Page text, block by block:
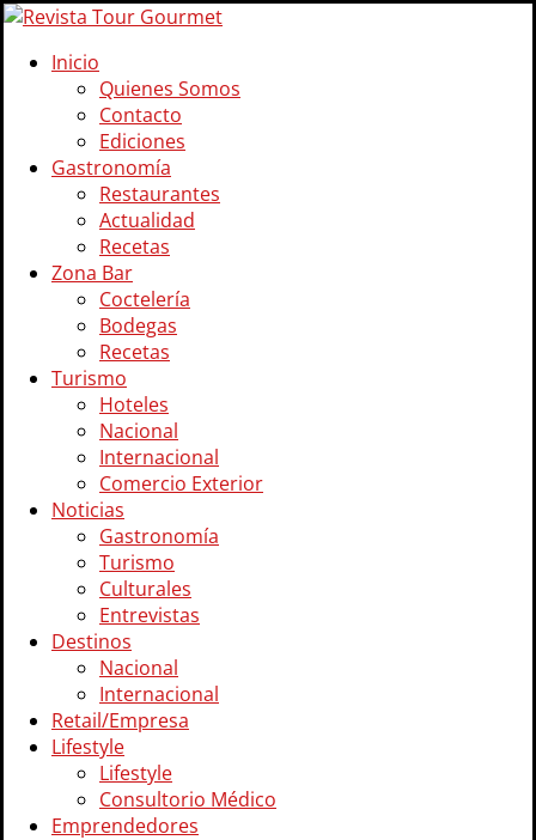
Inicio
Quienes Somos
Contacto
Ediciones
Gastronomía
Restaurantes
Actualidad
Recetas
Zona Bar
Coctelería
Bodegas
Recetas
Turismo
Hoteles
Nacional
Internacional
Comercio Exterior
Noticias
Gastronomía
Turismo
Culturales
Entrevistas
Destinos
Nacional
Internacional
Retail/Empresa
Lifestyle
Lifestyle
Consultorio Médico
Emprendedores